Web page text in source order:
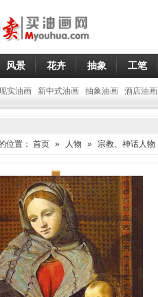
风景 花卉 抽象 工笔
实油画 新中式油画 抽象油画 酒店油画
位置： 首页 » 人物 » 宗教、神话人物